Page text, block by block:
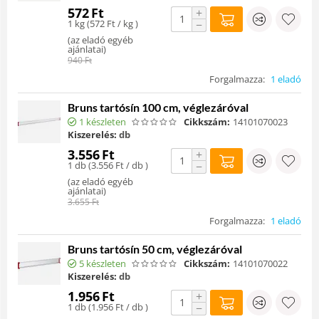
572Ft
1 kg (572 Ft/ kg )
(az eladó egyéb
ajánlatai)
940Ft
+
−
Forgalmazza: 1 eladó
Bruns tartósín 100 cm, véglezáróval
1 készleten Cikkszám: 14101070023
Kiszerelés: db
3.556Ft
1 db (3.556 Ft/ db )
(az eladó egyéb
ajánlatai)
3.655Ft
+
−
Forgalmazza: 1 eladó
Bruns tartósín 50 cm, véglezáróval
5 készleten Cikkszám: 14101070022
Kiszerelés: db
1.956Ft
1 db (1.956 Ft/ db )
+
−